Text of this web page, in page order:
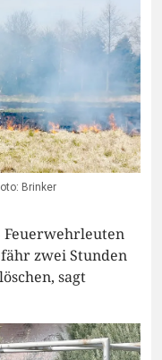
Brinker
zwei Stunden
sagt